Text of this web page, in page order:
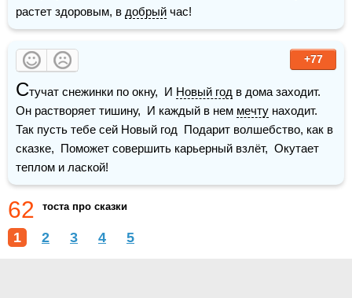
растет здоровым, в добрый час!
+77
Стучат снежинки по окну,  И Новый год в дома заходит.
Он растворяет тишину,  И каждый в нем мечту находит.
Так пусть тебе сей Новый год  Подарит волшебство, как в
сказке,  Поможет совершить карьерный взлёт,  Окутает
теплом и лаской!
62 тоста про сказки
1 2 3 4 5